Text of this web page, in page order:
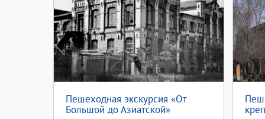
Пешеходная экскурсия «От
Большой до Азиатской»